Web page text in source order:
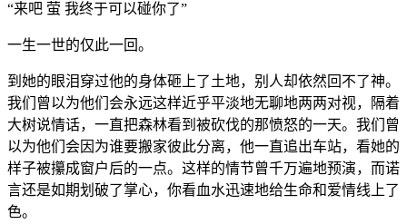
“来吧 萤 我终于可以碰你了”
一生一世的仅此一回。
到她的眼泪穿过他的身体砸上了土地，别人却依然回不了神。
我们曾以为他们会永远这样近乎平淡地无聊地两两对视，隔着
大树说情话，一直把森林看到被砍伐的那愤怒的一天。我们曾
以为他们会因为谁要搬家彼此分离，他一直追出车站，看她的
样子被攥成窗户后的一点。这样的情节曾千万遍地预演，而诺
言还是如期划破了掌心，你看血水迅速地给生命和爱情线上了
色。